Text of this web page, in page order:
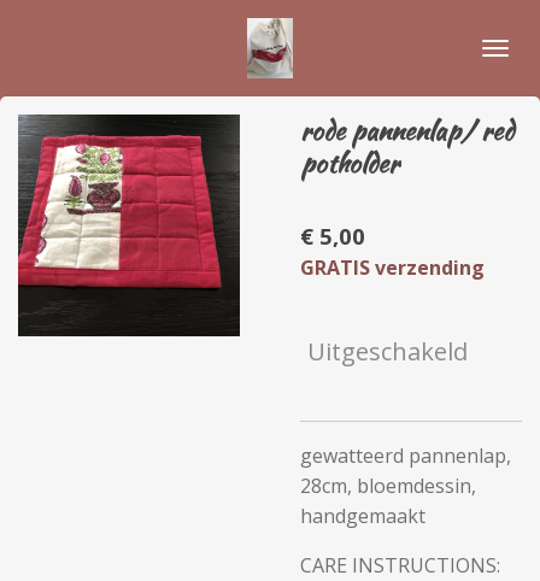
de
hoofdinhoud
rode pannenlap/ red
potholder
€ 5,00
GRATIS verzending
Uitgeschakeld
gewatteerd pannenlap,
28cm, bloemdessin,
handgemaakt
CARE INSTRUCTIONS: